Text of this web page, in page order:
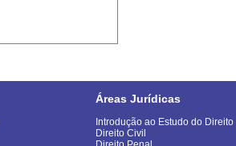
Áreas Jurídicas
Introdução ao Estudo do Direito
Direito Civil